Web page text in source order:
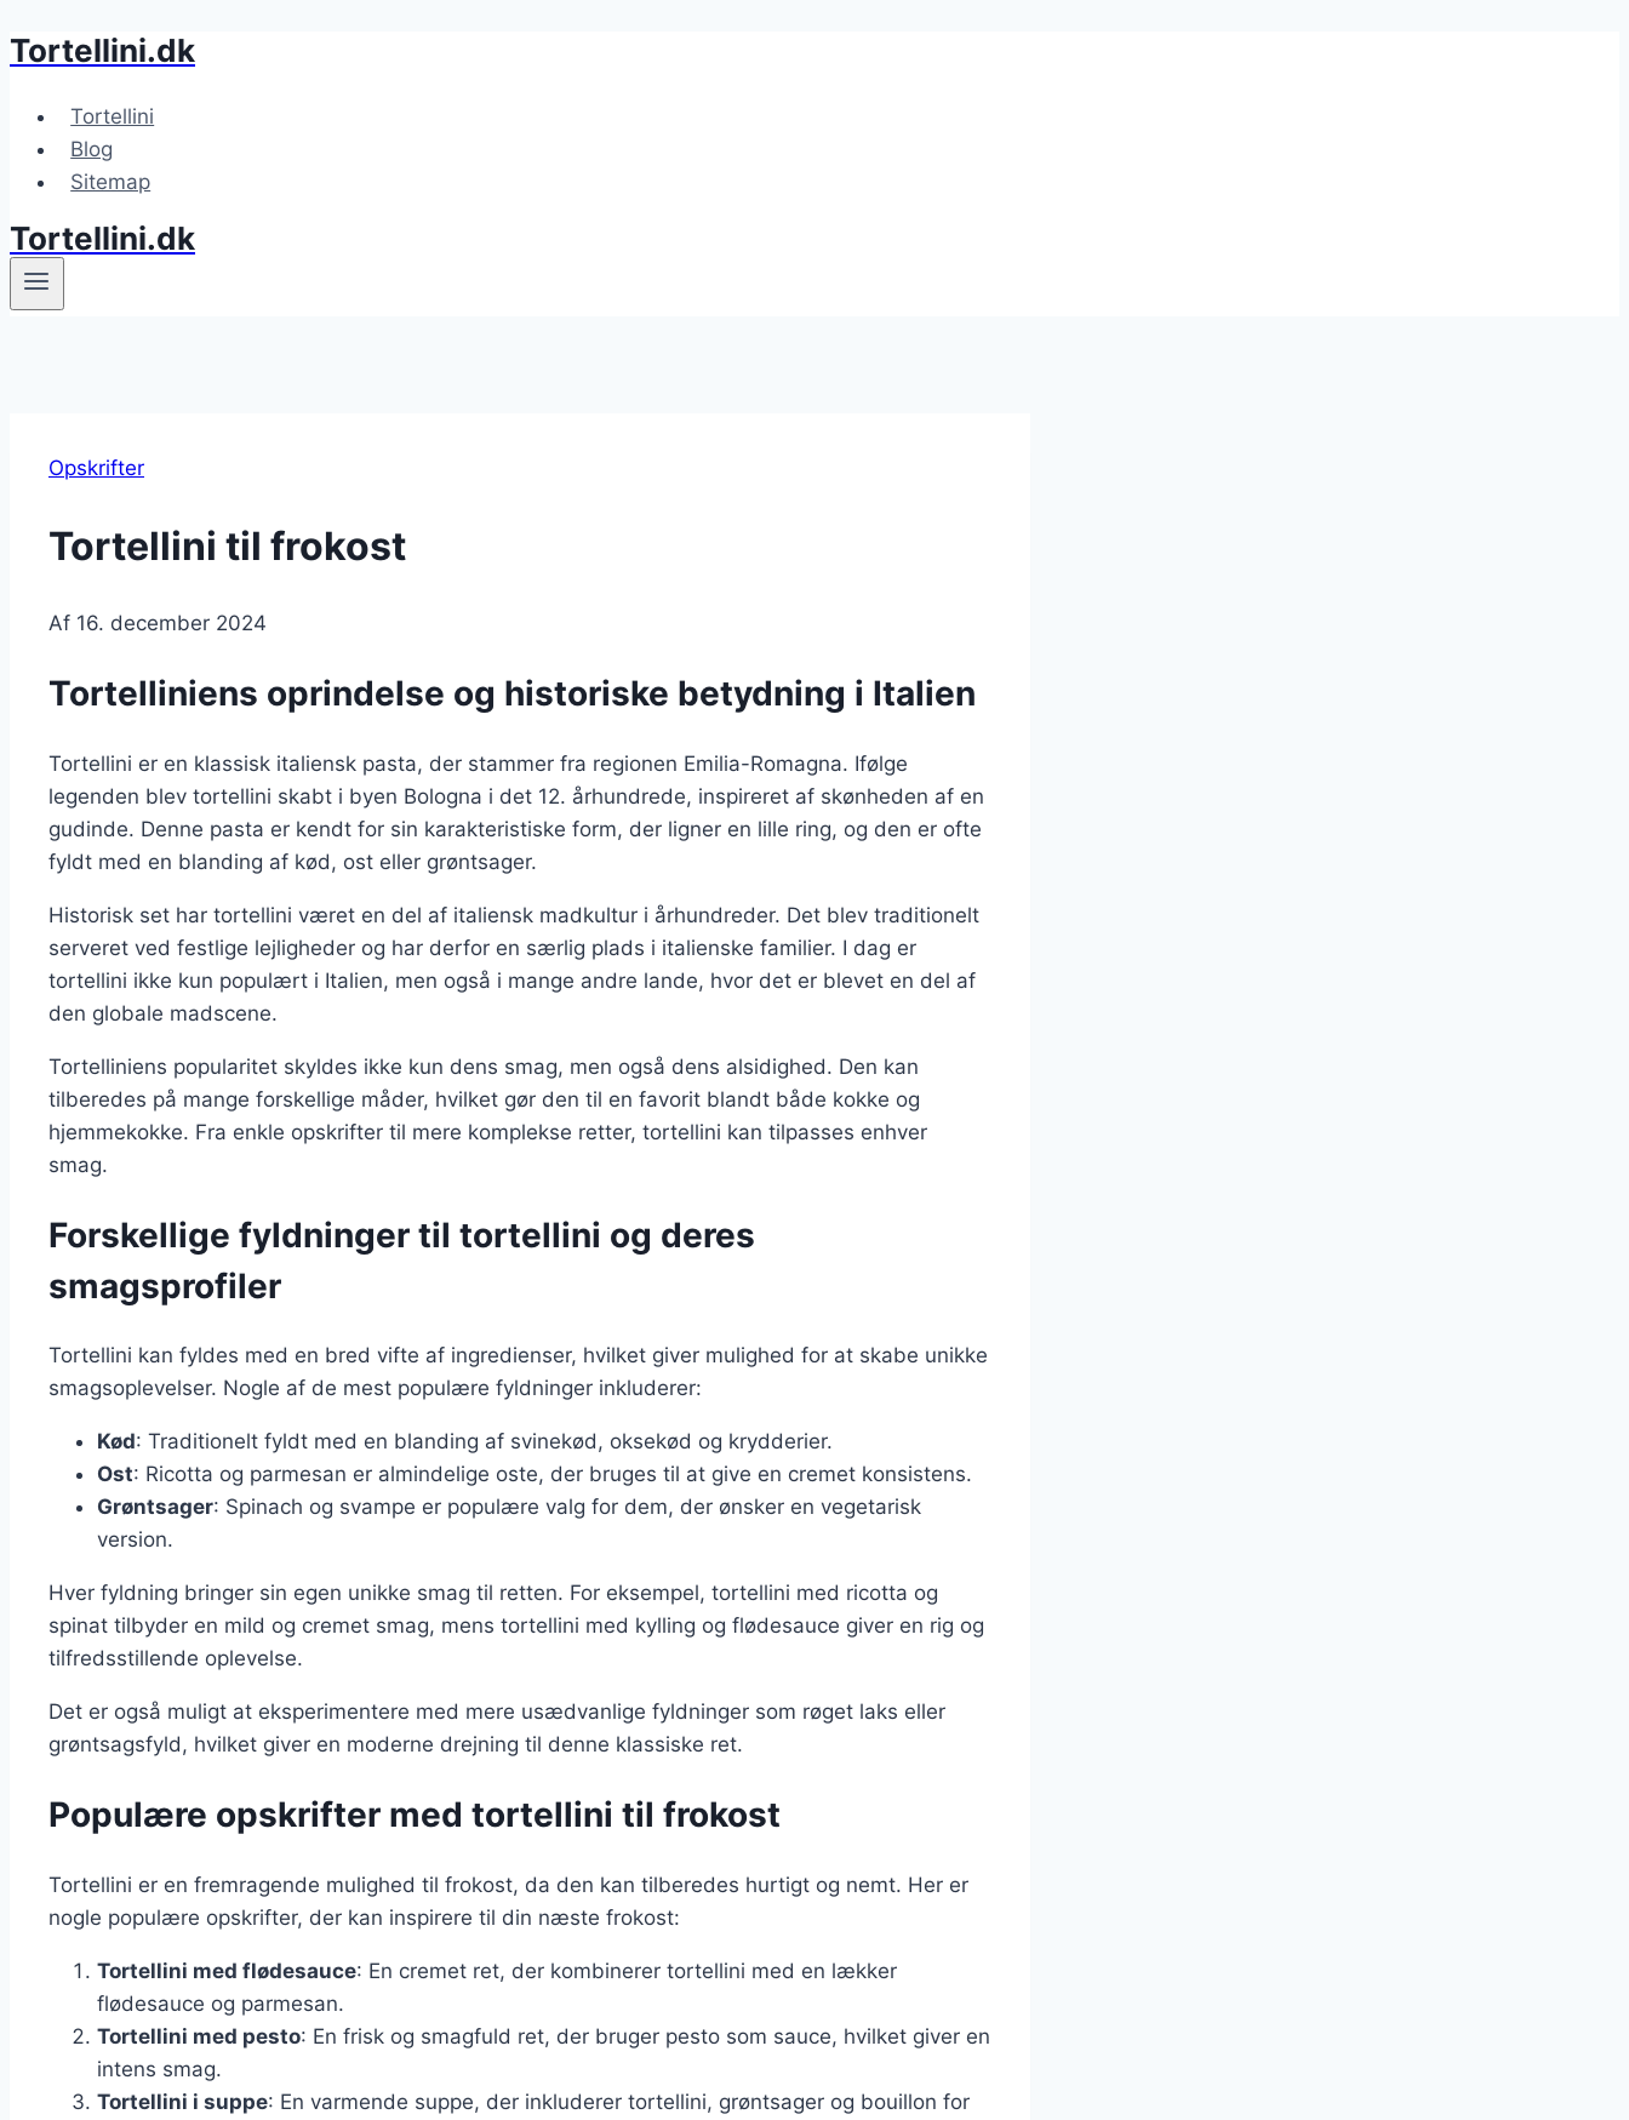
Fortsæt
indhold
Tortellini.dk
Tortellini
Blog
Sitemap
Tortellini.dk
Opskrifter
Tortellini til frokost
Af 16. december 2024
Tortelliniens oprindelse og historiske betydning i Italien
Tortellini er en klassisk italiensk pasta, der stammer fra regionen Emilia-Romagna. Ifølge
legenden blev tortellini skabt i byen Bologna i det 12. århundrede, inspireret af skønheden af en
gudinde. Denne pasta er kendt for sin karakteristiske form, der ligner en lille ring, og den er ofte
fyldt med en blanding af kød, ost eller grøntsager.
Historisk set har tortellini været en del af italiensk madkultur i århundreder. Det blev traditionelt
serveret ved festlige lejligheder og har derfor en særlig plads i italienske familier. I dag er
tortellini ikke kun populært i Italien, men også i mange andre lande, hvor det er blevet en del af
den globale madscene.
Tortelliniens popularitet skyldes ikke kun dens smag, men også dens alsidighed. Den kan
tilberedes på mange forskellige måder, hvilket gør den til en favorit blandt både kokke og
hjemmekokke. Fra enkle opskrifter til mere komplekse retter, tortellini kan tilpasses enhver
smag.
Forskellige fyldninger til tortellini og deres
smagsprofiler
Tortellini kan fyldes med en bred vifte af ingredienser, hvilket giver mulighed for at skabe unikke
smagsoplevelser. Nogle af de mest populære fyldninger inkluderer:
Kød: Traditionelt fyldt med en blanding af svinekød, oksekød og krydderier.
Ost: Ricotta og parmesan er almindelige oste, der bruges til at give en cremet konsistens.
Grøntsager: Spinach og svampe er populære valg for dem, der ønsker en vegetarisk
version.
Hver fyldning bringer sin egen unikke smag til retten. For eksempel, tortellini med ricotta og
spinat tilbyder en mild og cremet smag, mens tortellini med kylling og flødesauce giver en rig og
tilfredsstillende oplevelse.
Det er også muligt at eksperimentere med mere usædvanlige fyldninger som røget laks eller
grøntsagsfyld, hvilket giver en moderne drejning til denne klassiske ret.
Populære opskrifter med tortellini til frokost
Tortellini er en fremragende mulighed til frokost, da den kan tilberedes hurtigt og nemt. Her er
nogle populære opskrifter, der kan inspirere til din næste frokost:
Tortellini med flødesauce: En cremet ret, der kombinerer tortellini med en lækker
flødesauce og parmesan.
Tortellini med pesto: En frisk og smagfuld ret, der bruger pesto som sauce, hvilket giver en
intens smag.
Tortellini i suppe: En varmende suppe, der inkluderer tortellini, grøntsager og bouillon for